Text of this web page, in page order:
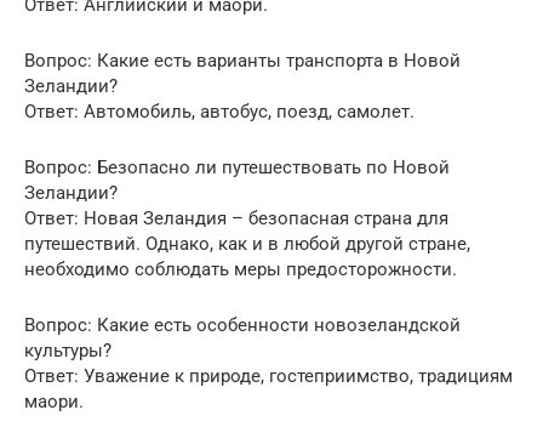
Вопрос: Какие есть варианты транспорта в Новой
Зеландии?
Ответ: Автомобиль, автобус, поезд, самолет.
Вопрос: Безопасно ли путешествовать по Новой
Зеландии?
Ответ: Новая Зеландия – безопасная страна для
путешествий. Однако, как и в любой другой стране,
необходимо соблюдать меры предосторожности.
Вопрос: Какие есть особенности новозеландской
культуры?
Ответ: Уважение к природе, гостеприимство, традициям
маори.